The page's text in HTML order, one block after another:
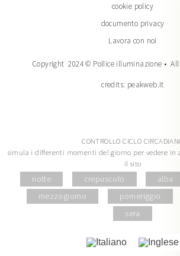
cookie policy
documento privacy
Lavora con noi
Copyright 2024 © Pollice illuminazione • All
credits: peakweb.it
CONTROLLO CICLO
simula i differenti momenti del giorno per vedere in
il sito
notte crepuscolo alba
mezzogiorno
pomeriggio
sera